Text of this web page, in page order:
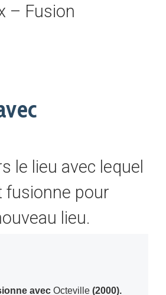
– Fusion
fusionne pour
lieu.
avec Octeville(2000).